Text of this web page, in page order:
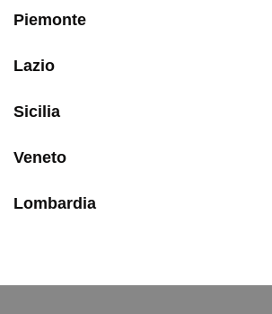
Piemonte
Lazio
Sicilia
Veneto
Lombardia